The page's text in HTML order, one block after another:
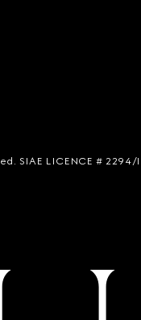
SIAE LICENCE #